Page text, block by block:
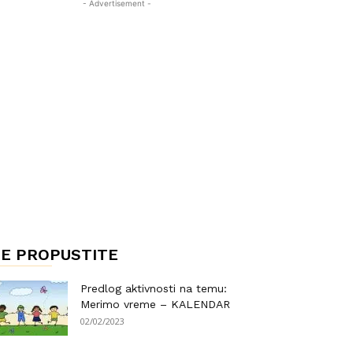
- Advertisement -
PROPUSTITE
Predlog aktivnosti na temu:
Merimo vreme – KALENDAR
02/02/2023